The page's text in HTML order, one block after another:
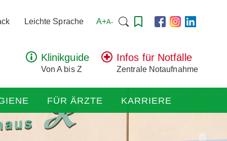
Leichte Sprache A+A- Suchen
Klinikguide
Von A bis Z
Infos für Notfälle
Zentrale Notaufnahme
FÜR ÄRZTE KARRIERE